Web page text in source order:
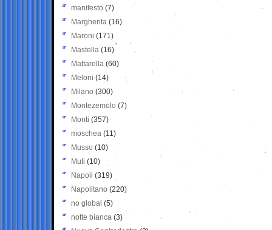
manifesto (7)
Margherita (16)
Maroni (171)
Mastella (16)
Mattarella (60)
Meloni (14)
Milano (300)
Montezemolo (7)
Monti (357)
moschea (11)
Musso (10)
Muti (10)
Napoli (319)
Napolitano (220)
no global (5)
notte bianca (3)